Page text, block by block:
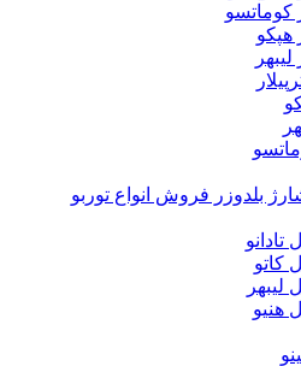
کوماتسو
هپکو
بلدوزر فروش انواع توربو
کاتو
لیبهر
هنیو